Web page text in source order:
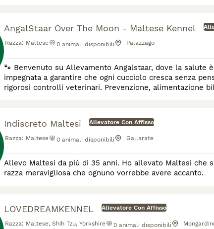
AngalStaar Over The Moon - Maltese Kennel
Razza: Maltese 0 animali disponibili Palazzago
🐾 Benvenuto su Allevamento Angalstaar, dove la salute
impegnata a garantire che ogni cucciolo cresca senza pensieri. 🩺 Ogni cucciolo nasce da genitori sani,
rigorosi controlli veterinari. Prevenzione, alimentazione
Indiscreto Maltesi Allevatore Con Affisso
Razza: Maltese 0 animali disponibili Gallarate
Allevo Maltesi da più di 35 anni. Ho allevato Maltesi che
razza meravigliosa che ognuno vorrebbe avere accanto.
LOVEDREAMKENNEL Allevatore Con Affisso
Razza: Maltese, Shih Tzu, Yorkshire 0 animali disponibili